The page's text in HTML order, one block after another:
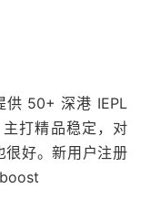
供 50+ 深港 IEPL
打精品稳定，对
好。新用户注册